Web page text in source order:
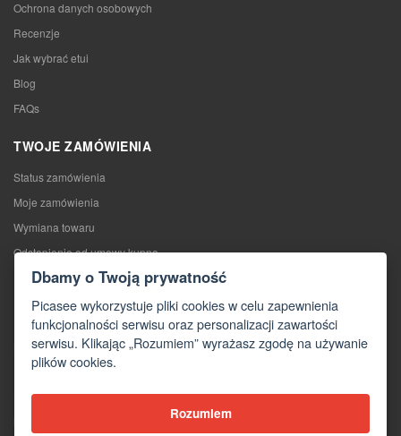
Ochrona danych osobowych
Recenzje
Jak wybrać etui
Blog
FAQs
TWOJE ZAMÓWIENIA
Status zamówienia
Moje zamówienia
Wymiana towaru
Odstąpienie od umowy kupna
Reklamacje
KONTAKTY
Kontakty
Formularz kontaktowy
Hurtownia
Dbamy o Twoją prywatność
Picasee wykorzystuje pliki cookies w celu zapewnienia
funkcjonalności serwisu oraz personalizacji zawartości
serwisu. Klikając „Rozumiem” wyrażasz zgodę na używanie
plików cookies.
Rozumiem